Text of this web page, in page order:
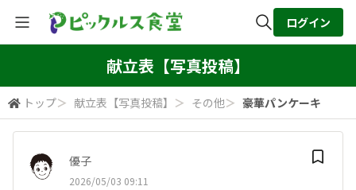
検索
ログイン
献立表【写真投稿】
トップ＞ 献立表【写真投稿】 ＞ その他＞ 豪華パンケーキ
優子
2026/05/03 09:11